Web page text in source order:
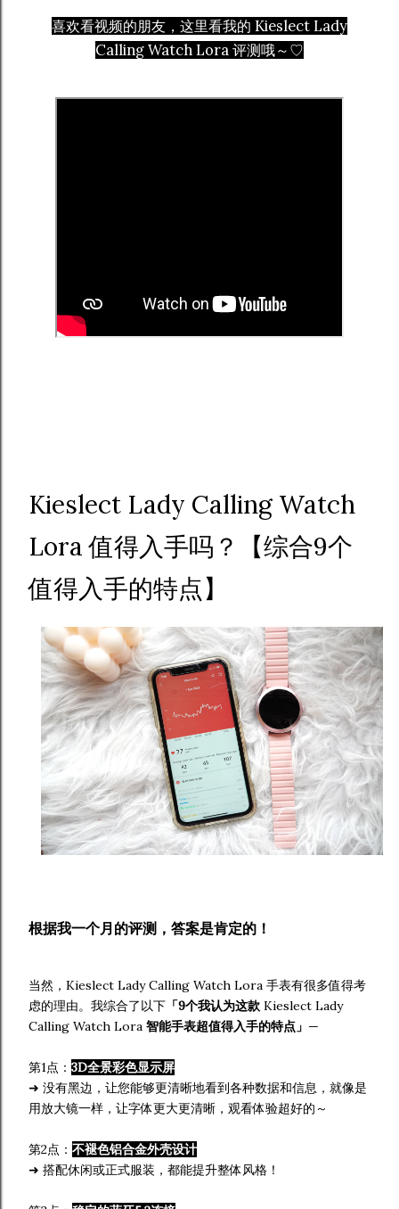
喜欢看视频的朋友，这里看我的 Kieslect Lady
Calling Watch Lora 评测哦～♡
Kieslect Lady Calling Watch
Lora 值得入手吗？【综合9个
值得入手的特点】
根据我一个月的评测，答案是肯定的！
当然，Kieslect Lady Calling Watch Lora 手表有很多值得考
虑的理由。我综合了以下 「9个我认为这款 Kieslect Lady
Calling Watch Lora 智能手表超值得入手的特点」 —
第1点： 3D全景彩色显示屏
➜ 没有黑边，让您能够更清晰地看到各种数据和信息，就像是
用放大镜一样，让字体更大更清晰，观看体验超好的～
第2点： 不褪色铝合金外壳设计
➜ 搭配休闲或正式服装，都能提升整体风格！